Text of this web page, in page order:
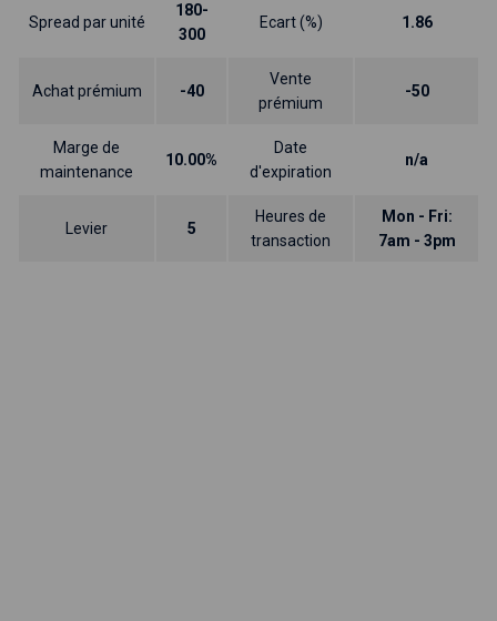
Spread par unité
180-
300
Ecart (%) 1.86
Achat prémium -40
Vente
prémium
-50
Marge de
maintenance
10.00%
Date
d'expiration
n/a
Levier 5
Heures de
transaction
Mon - Fri:
7am - 3pm